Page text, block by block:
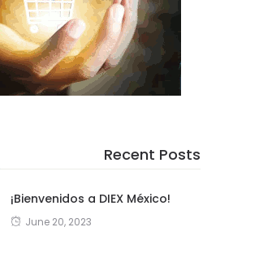
Recent Posts
¡Bienvenidos a DIEX México!
June 20, 2023